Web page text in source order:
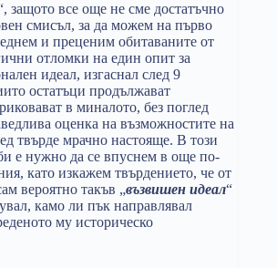
защото все още не сме достатъчно
смисъл, за да можем на първо
и преценим обитаваните от
отломки на един опит за
идеал, изгаснал след 9
остатъци продължават
в миналото, без поглед
оценка на възможностите на
твърде мрачно настояще. В този
е нужно да се впуснем в още по-
като изкажем твърдението, че от
вероятно такъв „възвишен идеал“
камо ли пък направлявал
му историческо